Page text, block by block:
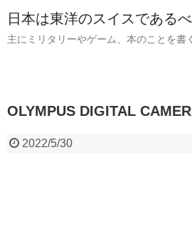
日本は東洋のスイスである
主にミリタリーやゲーム、本のことを書
OLYMPUS DIGITAL
2022/5/30